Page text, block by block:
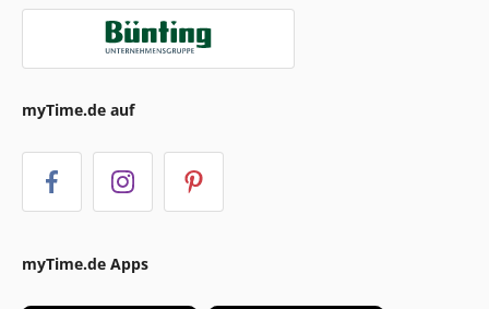
myTime.de auf
myTime.de Apps